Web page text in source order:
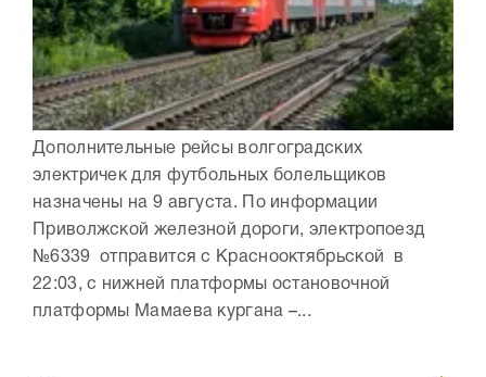
Дополнительные рейсы волгоградских
электричек для футбольных болельщиков
назначены на 9 августа. По информации
Приволжской железной дороги, электропоезд
№6339 отправится с Краснооктябрьской в
22:03, с нижней платформы остановочной
платформы Мамаева кургана –...